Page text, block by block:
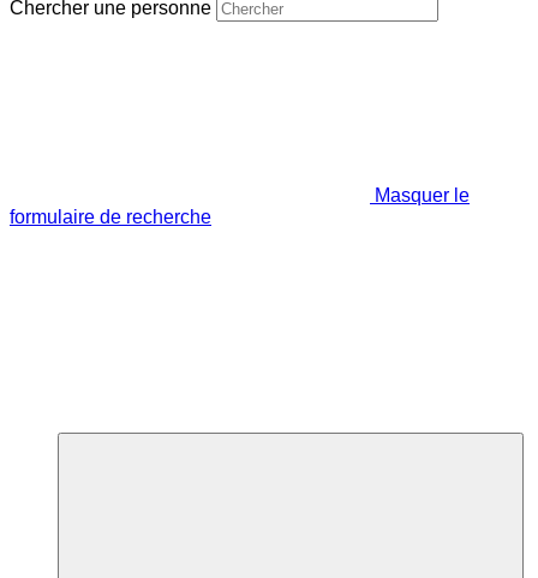
Chercher une personne
Masquer le
formulaire de recherche